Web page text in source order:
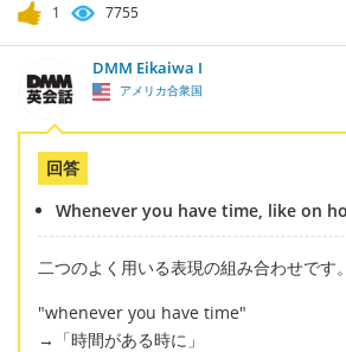
1 7755
DMM Eikaiwa I
アメリカ合衆国
回答
Whenever you have time, like on
二つのよく用いる表現の組み合わせです。
"whenever you have time"
→「時間がある時に」